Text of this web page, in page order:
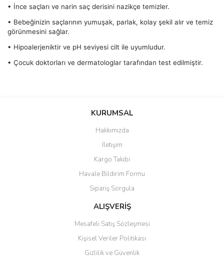
• İnce saçları ve narin saç derisini nazikçe temizler.
• Bebeğinizin saçlarının yumuşak, parlak, kolay şekil alır ve temiz
görünmesini sağlar.
• Hipoalerjeniktir ve pH seviyesi cilt ile uyumludur.
• Çocuk doktorları ve dermatologlar tarafından test edilmiştir.
Bu ürüne ilk yorumu siz yapın!
Yorum Yaz
Ürün resmi kalitesiz, bozuk veya görüntülenemiyor.
Ürün açıklamasında eksik bilgiler bulunuyor.
Ürün bilgilerinde hatalar bulunuyor.
Ürün fiyatı diğer sitelerden daha pahalı.
Bu ürüne benzer farklı alternatifler olmalı.
KURUMSAL
Hakkımızda
İletişim
Kargo Takibi
Havale Bildirim Formu
Sipariş Sorgula
ALIŞVERİŞ
Mesafeli Satış Sözleşmesi
Kişisel Veriler Politikası
Gizlilik ve Güvenlik